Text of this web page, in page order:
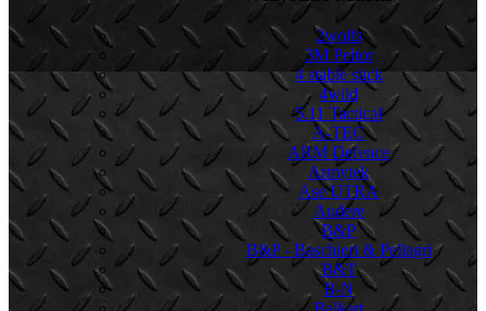
2wolfs
3M Peltor
4 stable stick
4wild
5.11 Tactical
A-TEC
ARM Defence
Armytek
Ase UTRA
Audere
B&P
B&P - Baschieri & Pellagri
B&T
B-N